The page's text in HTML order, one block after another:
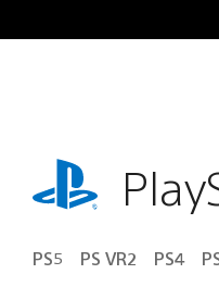
al
playstation.com
PS5 PS VR2 PS4